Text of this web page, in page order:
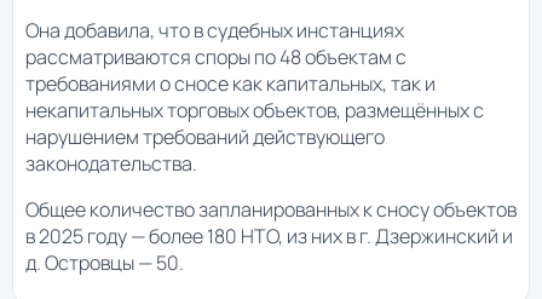
Она добавила, что в судебных инстанциях
рассматриваются споры по 48 объектам с
требованиями о сносе как капитальных, так и
некапитальных торговых объектов, размещённых с
нарушением требований действующего
законодательства.
Общее количество запланированных к сносу объектов
в 2025 году — более 180 НТО, из них в г. Дзержинский и
д. Островцы — 50.